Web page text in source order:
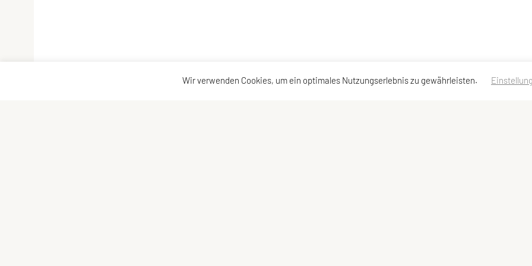
Wir verwenden Cookies, um ein optimales Nutzungserlebnis zu gewährleisten.